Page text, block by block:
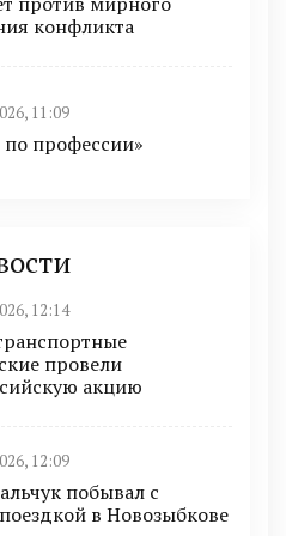
конфликта
11:09
профессии»
12:14
провели
акцию
12:09
побывал с
в Новозыбкове